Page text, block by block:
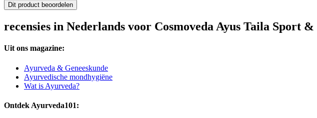
Dit product beoordelen
recensies in Nederlands voor Cosmoveda Ayus Taila Sport &
Uit ons magazine:
Ayurveda & Geneeskunde
Ayurvedische mondhygiëne
Wat is Ayurveda?
Ontdek Ayurveda101: